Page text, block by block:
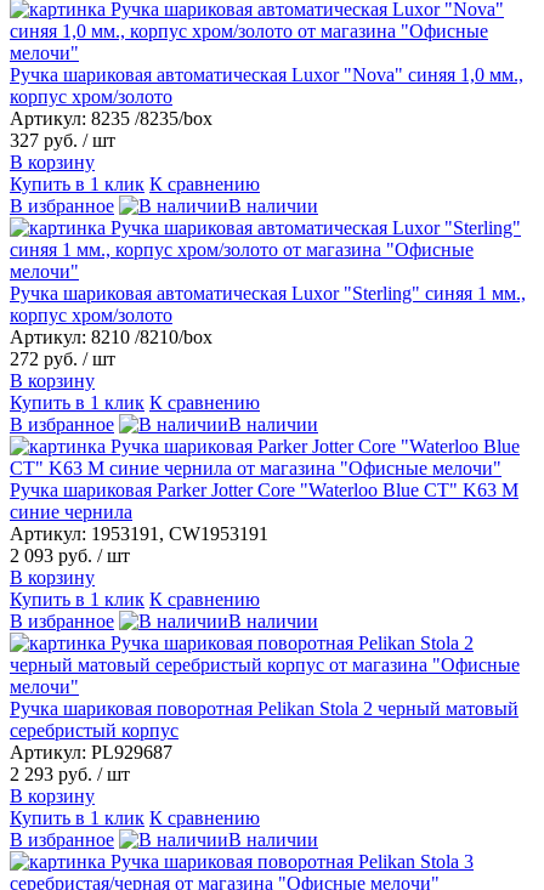
Ручка шариковая автоматическая Luxor "Nova" синяя 1,0 мм.,
корпус хром/золото
Артикул: 8235 /8235/box
327 руб. / шт
В корзину
Купить в 1 клик К сравнению
В избранное
В наличии
Ручка шариковая автоматическая Luxor "Sterling" синяя 1 мм.,
корпус хром/золото
Артикул: 8210 /8210/box
272 руб. / шт
В корзину
Купить в 1 клик К сравнению
В избранное
В наличии
Ручка шариковая Parker Jotter Core "Waterloo Blue CT" K63 M
синие чернила
Артикул: 1953191, CW1953191
2 093 руб. / шт
В корзину
Купить в 1 клик К сравнению
В избранное
В наличии
Ручка шариковая поворотная Pelikan Stola 2 черный матовый
серебристый корпус
Артикул: PL929687
2 293 руб. / шт
В корзину
Купить в 1 клик К сравнению
В избранное
В наличии